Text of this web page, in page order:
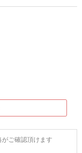
ご確認頂けます